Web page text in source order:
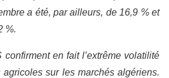
a été, par ailleurs, de 16,9 % et
%.
confirment en fait l’extrême volatilité
sur les marchés algériens.